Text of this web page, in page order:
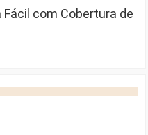
Fácil com Cobertura de